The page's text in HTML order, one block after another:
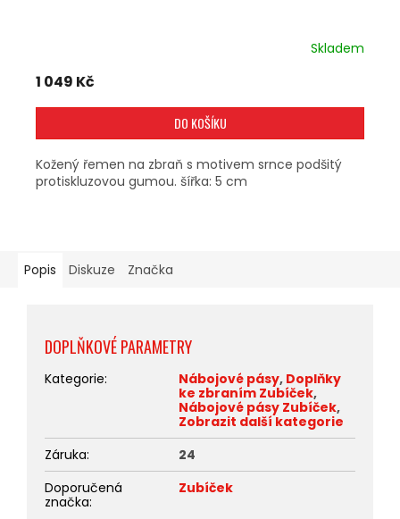
Skladem
1 049 Kč
DO KOŠÍKU
Kožený řemen na zbraň s motivem srnce podšitý
protiskluzovou gumou. šířka: 5 cm
Popis Diskuze Značka
DOPLŇKOVÉ PARAMETRY
Kategorie: Nábojové pásy, Doplňky
ke zbraním Zubíček,
Nábojové pásy Zubíček,
Zobrazit další kategorie
Záruka:
24
Doporučená
značka:
Zubíček